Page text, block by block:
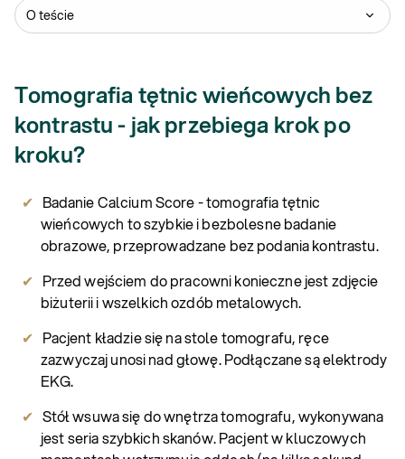
O teście
Tomografia tętnic wieńcowych bez
kontrastu - jak przebiega krok po
kroku?
Badanie Calcium Score - tomografia tętnic
wieńcowych to szybkie i bezbolesne badanie
obrazowe, przeprowadzane bez podania kontrastu.
Przed wejściem do pracowni konieczne jest zdjęcie
biżuterii i wszelkich ozdób metalowych.
Pacjent kładzie się na stole tomografu, ręce
zazwyczaj unosi nad głowę. Podłączane są elektrody
EKG.
Stół wsuwa się do wnętrza tomografu, wykonywana
jest seria szybkich skanów. Pacjent w kluczowych